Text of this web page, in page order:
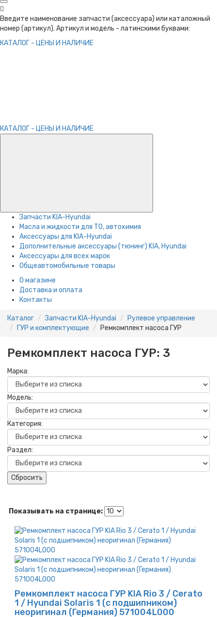
Введите наименование запчасти (аксессуара) или каталожный
номер (артикул). Артикул и модель - латинскими буквами:
КАТАЛОГ - ЦЕНЫ И НАЛИЧИЕ
КАТАЛОГ - ЦЕНЫ И НАЛИЧИЕ
Запчасти KIA-Hyundai
Масла и жидкости для ТО, автохимия
Аксессуары для KIA-Hyundai
Дополнительные аксессуары (тюнинг) KIA, Hyundai
Аксессуары для всех марок
Общеавтомобильные товары
О магазине
Доставка и оплата
Контакты
Каталог Запчасти KIA-Hyundai
Рулевое управление
ГУР и комплектующие
Ремкомплект насоса ГУР
Ремкомплект насоса ГУР: 3
Марка:
Модель:
Категория:
Раздел:
Сбросить
Показывать на странице:
Ремкомплект насоса ГУР KIA Rio 3 / Cerato
1 / Hyundai Solaris 1 (с подшипником)
неоригинал (Германия) 571004L000